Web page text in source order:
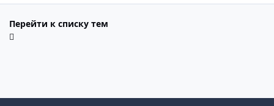
Перейти к списку тем